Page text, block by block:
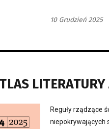
10 Grudzień 2025
Reguły rządzące
niepokrywających